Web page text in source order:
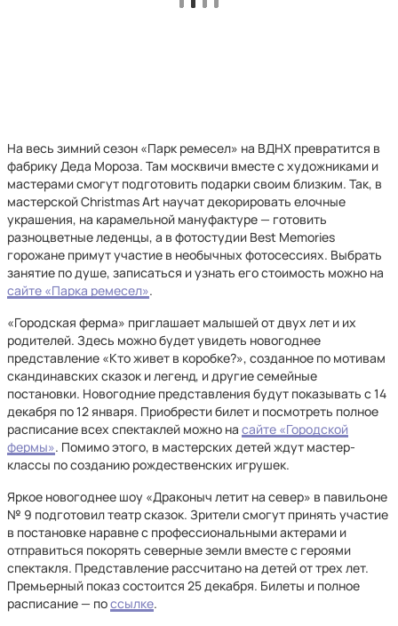
На весь зимний сезон «Парк ремесел» на ВДНХ превратится в
фабрику Деда Мороза. Там москвичи вместе с художниками и
мастерами смогут подготовить подарки своим близким. Так, в
мастерской Christmas Art научат декорировать елочные
украшения, на карамельной мануфактуре — готовить
разноцветные леденцы, а в фотостудии Best Memories
горожане примут участие в необычных фотосессиях. Выбрать
занятие по душе, записаться и узнать его стоимость можно на
сайте «Парка ремесел».
«Городская ферма» приглашает малышей от двух лет и их
родителей. Здесь можно будет увидеть новогоднее
представление «Кто живет в коробке?», созданное по мотивам
скандинавских сказок и легенд, и другие семейные
постановки. Новогодние представления будут показывать с 14
декабря по 12 января. Приобрести билет и посмотреть полное
расписание всех спектаклей можно на сайте «Городской
фермы». Помимо этого, в мастерских детей ждут мастер-
классы по созданию рождественских игрушек.
Яркое новогоднее шоу «Драконыч летит на север» в павильоне
№ 9 подготовил театр сказок. Зрители смогут принять участие
в постановке наравне с профессиональными актерами и
отправиться покорять северные земли вместе с героями
спектакля. Представление рассчитано на детей от трех лет.
Премьерный показ состоится 25 декабря. Билеты и полное
расписание — поссылке.